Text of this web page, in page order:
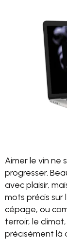
Aimer le vin ne
progresser.
avec plaisir,
mots précis sur
cépage, ou
terroir, le
précisément là